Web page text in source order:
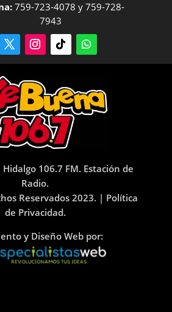
759-723-4078 y 759-728-
7943
106.7 FM. Estación de
Radio.
Reservados 2023. | Política
de Privacidad.
y Diseño Web por: